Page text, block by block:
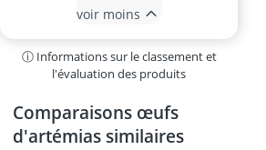
voir moins
ⓘ Informations sur le classement et
l'évaluation des produits
Comparaisons œufs
d'artémias similaires